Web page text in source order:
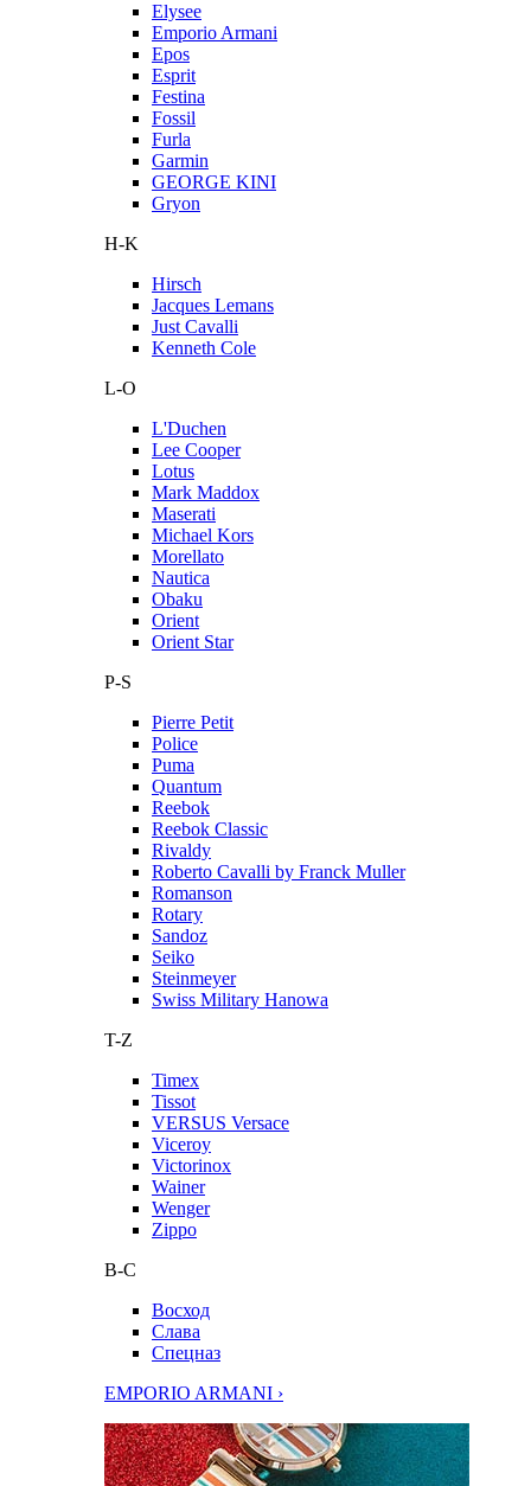
Elysee
Emporio Armani
Epos
Esprit
Festina
Fossil
Furla
Garmin
GEORGE KINI
Gryon
H-K
Hirsch
Jacques Lemans
Just Cavalli
Kenneth Cole
L-O
L'Duchen
Lee Cooper
Lotus
Mark Maddox
Maserati
Michael Kors
Morellato
Nautica
Obaku
Orient
Orient Star
P-S
Pierre Petit
Police
Puma
Quantum
Reebok
Reebok Classic
Rivaldy
Roberto Cavalli by Franck Muller
Romanson
Rotary
Sandoz
Seiko
Steinmeyer
Swiss Military Hanowa
T-Z
Timex
Tissot
VERSUS Versace
Viceroy
Victorinox
Wainer
Wenger
Zippo
В-С
Восход
Слава
Спецназ
EMPORIO ARMANI ›